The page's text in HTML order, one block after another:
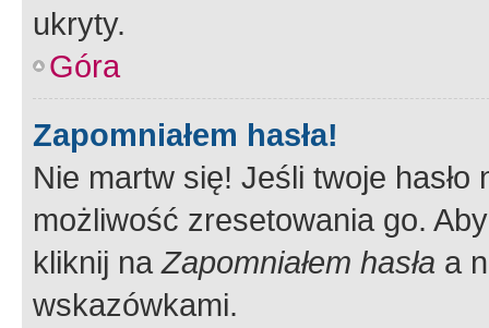
ukryty.
Góra
Zapomniałem hasła!
Nie martw się! Jeśli twoje
możliwość zresetowania go.
kliknij naZapomniałem hasła a
wskazówkami.